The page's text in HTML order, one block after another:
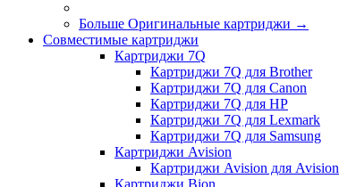
Больше Оригинальные картриджи →
Совместимые картриджи
Картриджи 7Q
Картриджи 7Q для Brother
Картриджи 7Q для Canon
Картриджи 7Q для HP
Картриджи 7Q для Lexmark
Картриджи 7Q для Samsung
Картриджи Avision
Картриджи Avision для Avision
Картриджи Bion